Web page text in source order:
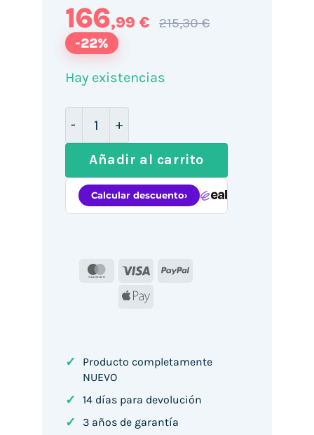
166,99 € 215,30 €
-22%
Hay existencias
Añadir al carrito
MasterCard
Visa
PayPal
Apple
✓
Producto completamente
NUEVO
✓ 14 días para devolución
✓ 3 años de garantía